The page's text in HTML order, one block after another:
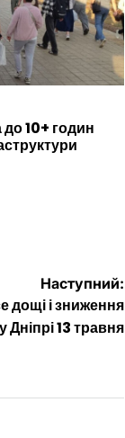
до 10+ годин
Наступний:
і зниження
13 травня